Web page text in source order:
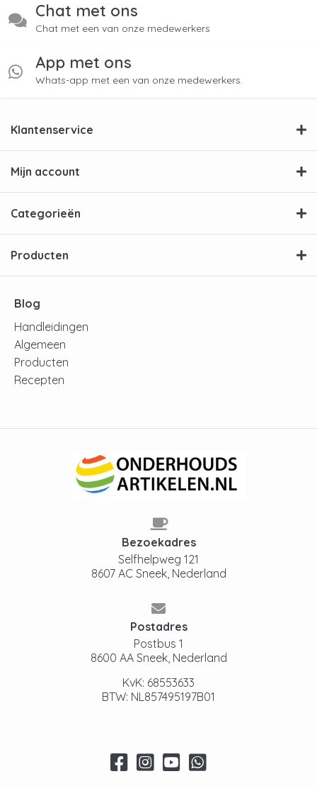
Chat met ons
Chat met een van onze medewerkers
App met ons
Whats-app met een van onze medewerkers.
Klantenservice
Mijn account
Categorieën
Producten
Blog
Handleidingen
Algemeen
Producten
Recepten
Bezoekadres
Selfhelpweg 121
8607 AC Sneek, Nederland
Postadres
Postbus 1
8600 AA Sneek, Nederland
KvK: 68553633
BTW: NL857495197B01